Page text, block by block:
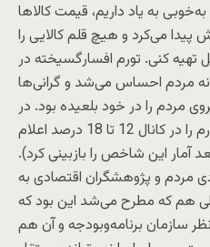
سال 88 را هم به‌خوبی به یاد داریم، قیمت کالاها
پیدا می‌کرد و هیچ قلم کالایی را
تهیه کنی. تورم افسارگسیخته در
مردم احساس می‌شد و ‌گرانی‌ها
مردم را در خود بلعیده بود. در
چنین شرایطی مرکز آمار نرخ تورم را در کانال 12 تا 18 درصد اعلام
آمار این شاخص را بازبینی کرد).
مردم و پژوهشگران اقتصادی به
هم که مطرح می‌شد این بود که
سازمان برنامه‌وبودجه و آن هم